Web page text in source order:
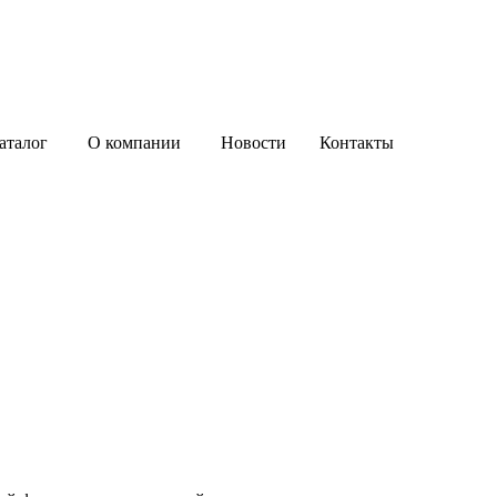
О компании Новости Контакты